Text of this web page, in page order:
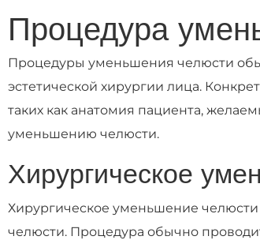
Процедура
Процедуры уменьшения челюсти
эстетической хирургии лица.
таких как анатомия пациента,
уменьшению челюсти.
Хирургическое
Хирургическое уменьшение
челюсти. Процедура обычно